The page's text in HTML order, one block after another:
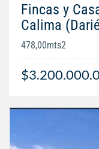
Fincas y
Calima
478,00mts2